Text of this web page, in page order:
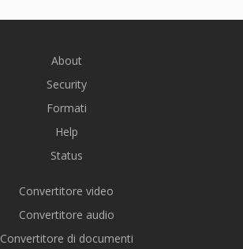
About
Security
Formati
Help
Status
Convertitore video
Convertitore audio
Convertitore di documenti